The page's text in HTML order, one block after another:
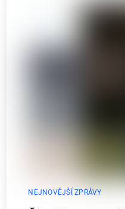
NEJNOVĚJŠÍ ZPRÁVY